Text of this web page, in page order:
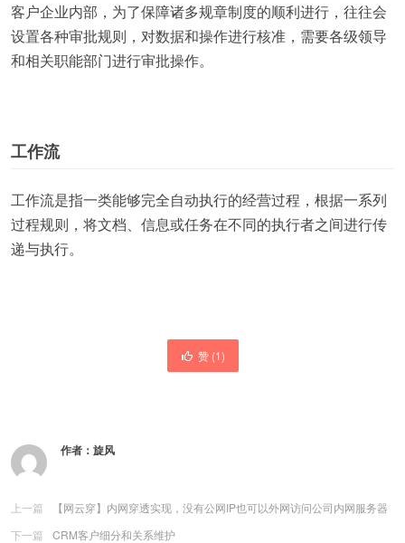
客户企业内部，为了保障诸多规章制度的顺利进行，往往会
设置各种审批规则，对数据和操作进行核准，需要各级领导
和相关职能部门进行审批操作。
工作流
工作流是指一类能够完全自动执行的经营过程，根据一系列
过程规则，将文档、信息或任务在不同的执行者之间进行传
递与执行。
赞 (1)
作者： 旋风
上一篇
【网云穿】内网穿透实现，没有公网IP也可以外网访问公司内网服务器
下一篇
CRM客户细分和关系维护